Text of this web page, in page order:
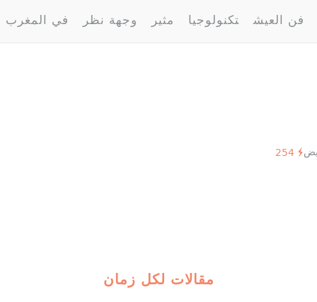
فن العيش تكنولوجيا مثير وجهة نظر في المغرب
مقالات لكل زمان